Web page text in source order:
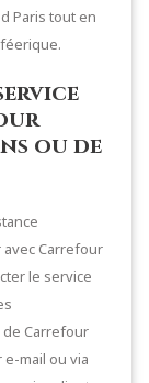
Paris tout en
ou de
Carrefour
le service
Carrefour
mail ou via